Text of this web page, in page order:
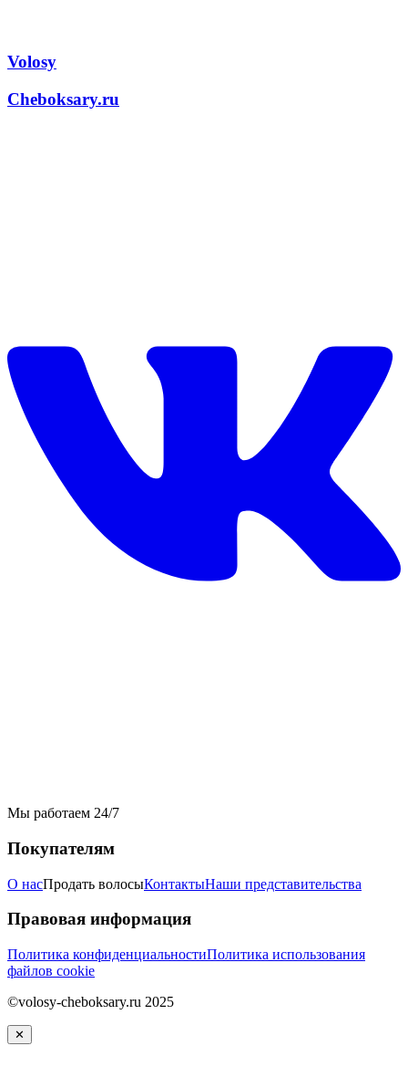
Volosy
Cheboksary.ru
Мы работаем 24/7
Покупателям
О насПродать волосыКонтактыНаши представительства
Правовая информация
Политика конфиденциальностиПолитика использования
файлов cookie
©volosy-cheboksary.ru 2025
✕